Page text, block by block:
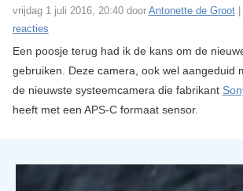
vrijdag 1 juli 2016, 20:40 door Antonette de Groot|
reacties
Een poosje terug had ik de kans om de
gebruiken. Deze camera, ook wel aangeduid
de nieuwste systeemcamera die fabrikant
heeft met een APS-C formaat sensor.